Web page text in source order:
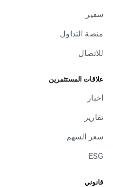
سفير
منصة التداول
للاتصال
علاقات المستثمرين
أخبار
تقارير
سعر السهم
ESG
قانوني